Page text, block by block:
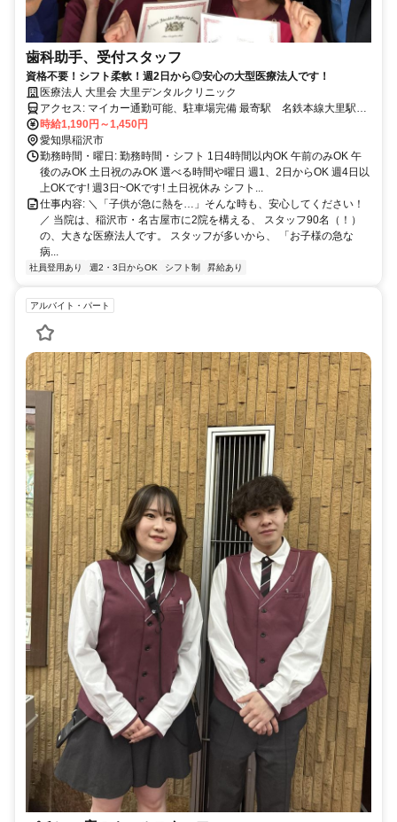
歯科助手、受付スタッフ
資格不要！シフト柔軟！週2日から◎安心の大型医療法人です！
医療法人 大里会 大里デンタルクリニック
アクセス: マイカー通勤可能、駐車場完備 最寄駅 名鉄本線大里駅
徒歩約９分
時給1,190円～1,450円
愛知県稲沢市
勤務時間・曜日: 勤務時間・シフト 1日4時間以内OK 午前のみOK 午
後のみOK 土日祝のみOK 選べる時間や曜日 週1、2日からOK 週4日以
上OKです! 週3日~OKです! 土日祝休み シフト...
仕事内容: ＼「子供が急に熱を…」そんな時も、安心してください！
／ 当院は、稲沢市・名古屋市に2院を構える、 スタッフ90名（！）
の、大きな医療法人です。 スタッフが多いから、 「お子様の急な
病...
社員登用あり 週2・3日からOK シフト制 昇給あり
アルバイト・パート